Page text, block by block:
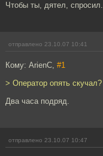
Чтобы ты, дятел, спросил.
отправлено 23.10.07 10:41
Кому: ArienC, #1
> Оператор опять скучал?
Два часа подряд.
отправлено 23.10.07 10:47